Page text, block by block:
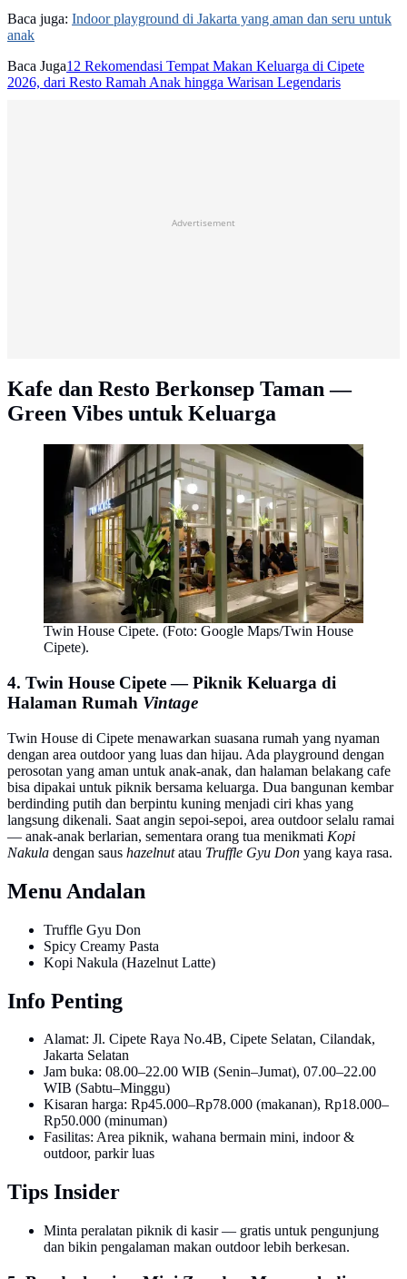
Baca juga: Indoor playground di Jakarta yang aman dan seru untuk
anak
Baca Juga12 Rekomendasi Tempat Makan Keluarga di Cipete
2026, dari Resto Ramah Anak hingga Warisan Legendaris
Advertisement
Kafe dan Resto Berkonsep Taman —
Green Vibes untuk Keluarga
Twin House Cipete. (Foto: Google Maps/Twin House
Cipete).
4. Twin House Cipete — Piknik Keluarga di
Halaman Rumah Vintage
Twin House di Cipete menawarkan suasana rumah yang nyaman
dengan area outdoor yang luas dan hijau. Ada playground dengan
perosotan yang aman untuk anak-anak, dan halaman belakang cafe
bisa dipakai untuk piknik bersama keluarga. Dua bangunan kembar
berdinding putih dan berpintu kuning menjadi ciri khas yang
langsung dikenali. Saat angin sepoi-sepoi, area outdoor selalu ramai
— anak-anak berlarian, sementara orang tua menikmati Kopi
Nakula dengan saus hazelnutatau Truffle Gyu Don yang kaya rasa.
Menu Andalan
Truffle Gyu Don
Spicy Creamy Pasta
Kopi Nakula (Hazelnut Latte)
Info Penting
Alamat: Jl. Cipete Raya No.4B, Cipete Selatan, Cilandak,
Jakarta Selatan
Jam buka: 08.00–22.00 WIB (Senin–Jumat), 07.00–22.00
WIB (Sabtu–Minggu)
Kisaran harga: Rp45.000–Rp78.000 (makanan), Rp18.000–
Rp50.000 (minuman)
Fasilitas: Area piknik, wahana bermain mini, indoor &
outdoor, parkir luas
Tips Insider
Minta peralatan piknik di kasir — gratis untuk pengunjung
dan bikin pengalaman makan outdoor lebih berkesan.